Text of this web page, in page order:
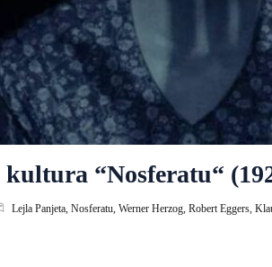
“Nosferatu“
Lejla Panjeta, Nosferatu, Werner Herzog, Robert Eggers,